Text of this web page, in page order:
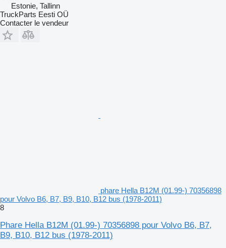
Estonie, Tallinn
TruckParts Eesti OÜ
Contacter le vendeur
phare Hella B12M (01.99-) 70356898
pour Volvo B6, B7, B9, B10, B12 bus (1978-2011)
8
Phare Hella B12M (01.99-) 70356898 pour Volvo B6, B7,
B9, B10, B12 bus (1978-2011)